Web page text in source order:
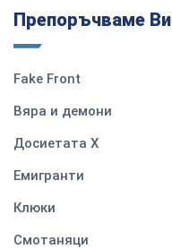
Препоръчваме Ви
Fake Front
Вяра и демони
Досиетата Х
Емигранти
Клюки
Смотаняци